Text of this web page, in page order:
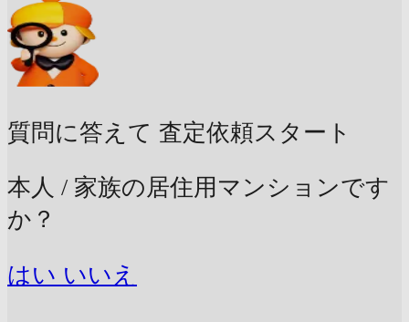
質問に答えて 査定依頼スタート
本人 / 家族の居住用マンションです
か？
はい いいえ